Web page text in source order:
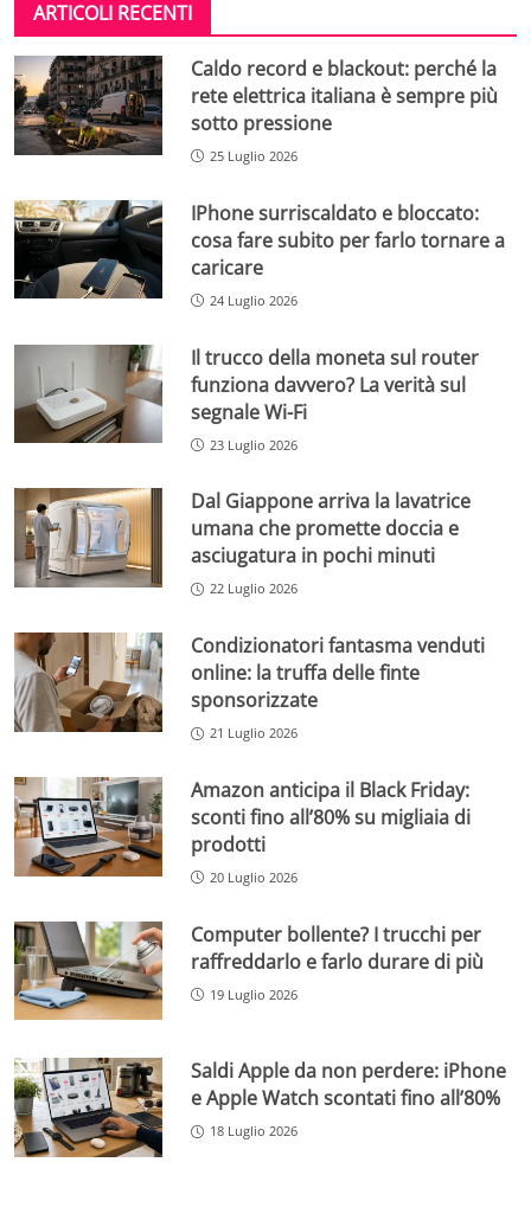
ARTICOLI RECENTI
Caldo record e blackout: perché la
rete elettrica italiana è sempre più
sotto pressione
25 Luglio 2026
IPhone surriscaldato e bloccato:
cosa fare subito per farlo tornare a
caricare
24 Luglio 2026
Il trucco della moneta sul router
funziona davvero? La verità sul
segnale Wi-Fi
23 Luglio 2026
Dal Giappone arriva la lavatrice
umana che promette doccia e
asciugatura in pochi minuti
22 Luglio 2026
Condizionatori fantasma venduti
online: la truffa delle finte
sponsorizzate
21 Luglio 2026
Amazon anticipa il Black Friday:
sconti fino all’80% su migliaia di
prodotti
20 Luglio 2026
Computer bollente? I trucchi per
raffreddarlo e farlo durare di più
19 Luglio 2026
Saldi Apple da non perdere: iPhone
e Apple Watch scontati fino all’80%
18 Luglio 2026